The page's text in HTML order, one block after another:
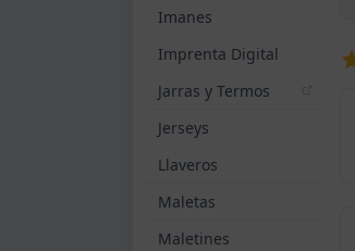
Imanes
Imprenta Digital
Jarras y Termos
Jerseys
Llaveros
Maletas
Maletines